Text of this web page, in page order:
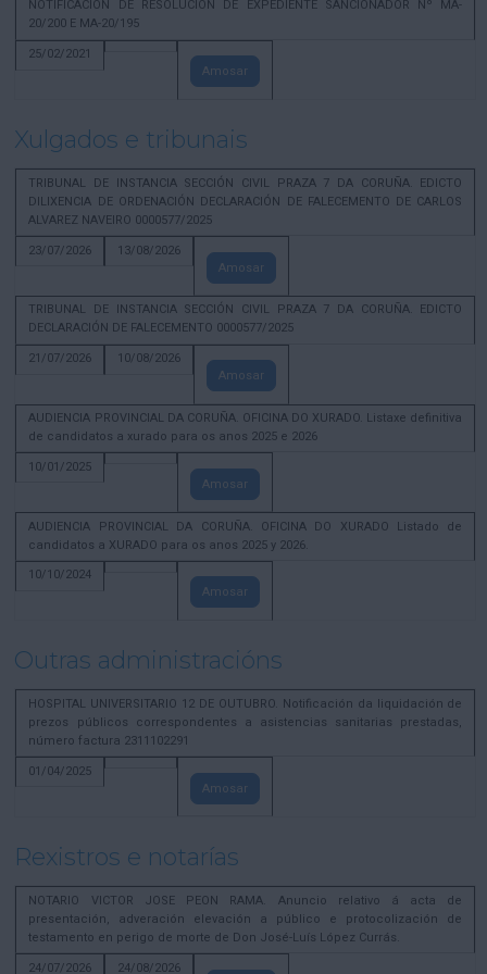
NOTIFICACION DE RESOLUCION DE EXPEDIENTE SANCIONADOR Nº MA-
20/200 E MA-20/195
25/02/2021
Amosar
Xulgados e tribunais
TRIBUNAL DE INSTANCIA SECCIÓN CIVIL PRAZA 7 DA CORUÑA. EDICTO
DILIXENCIA DE ORDENACIÓN DECLARACIÓN DE FALECEMENTO DE CARLOS
ALVAREZ NAVEIRO 0000577/2025
23/07/2026
13/08/2026
Amosar
TRIBUNAL DE INSTANCIA SECCIÓN CIVIL PRAZA 7 DA CORUÑA. EDICTO
DECLARACIÓN DE FALECEMENTO 0000577/2025
21/07/2026
10/08/2026
Amosar
AUDIENCIA PROVINCIAL DA CORUÑA. OFICINA DO XURADO. Listaxe definitiva
de candidatos a xurado para os anos 2025 e 2026
10/01/2025
Amosar
AUDIENCIA PROVINCIAL DA CORUÑA. OFICINA DO XURADO Listado de
candidatos a XURADO para os anos 2025 y 2026.
10/10/2024
Amosar
Outras administracións
HOSPITAL UNIVERSITARIO 12 DE OUTUBRO. Notificación da liquidación de
prezos públicos correspondentes a asistencias sanitarias prestadas,
número factura 2311102291
01/04/2025
Amosar
Rexistros e notarías
NOTARIO VICTOR JOSE PEON RAMA. Anuncio relativo á acta de
presentación, adveración elevación a público e protocolización de
testamento en perigo de morte de Don José-Luís López Currás.
24/07/2026
24/08/2026